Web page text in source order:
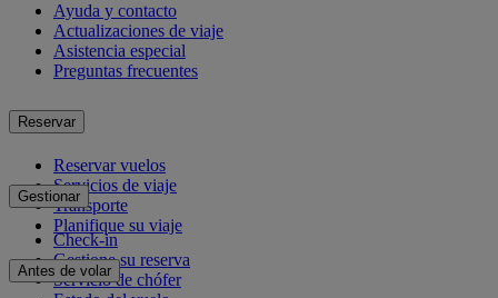
Ayuda y contacto
Actualizaciones de viaje
Asistencia especial
Preguntas frecuentes
Reservar
Reservar vuelos
Servicios de viaje
Transporte
Planifique su viaje
Gestionar
Check-in
Gestione su reserva
Servicio de chófer
Antes de volar